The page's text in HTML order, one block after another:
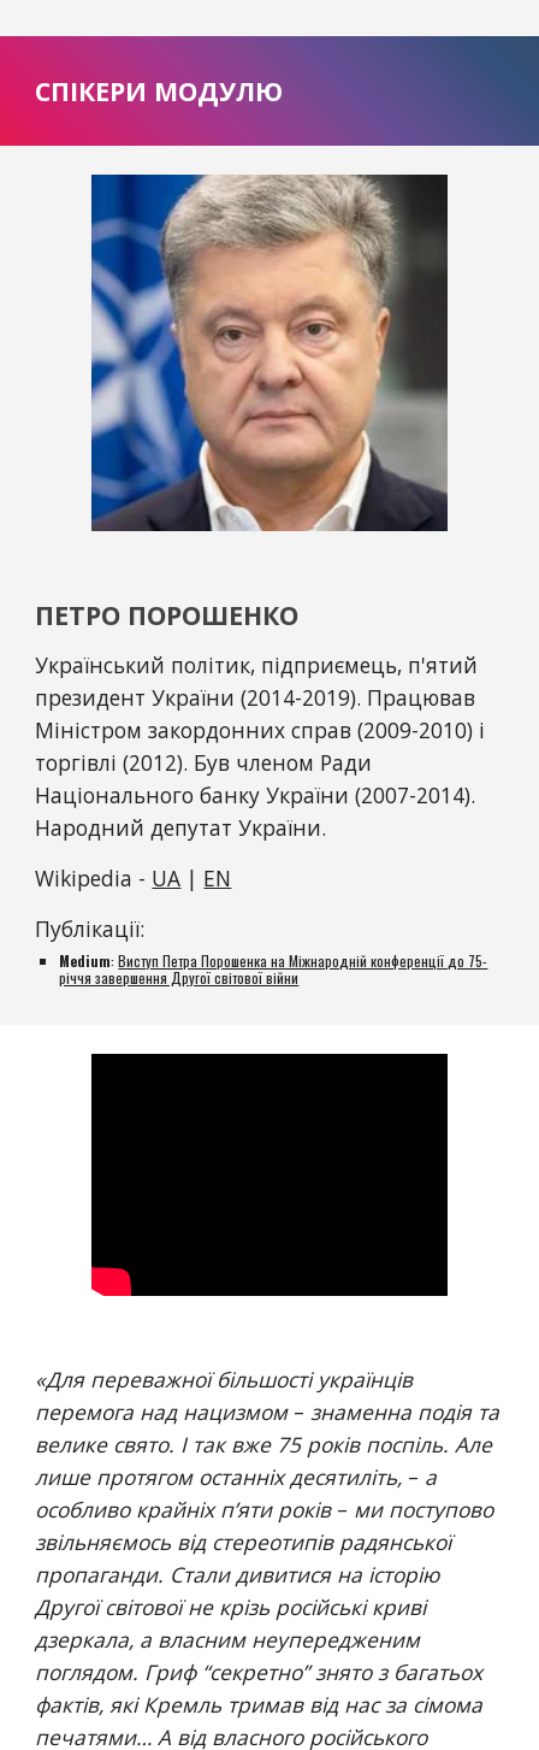
СПІКЕРИ МОДУЛЮ
ПЕТРО ПОРОШЕНКО
Український політик, підприємець, п'ятий
президент України (2014-2019). Працював
Міністром закордонних справ (2009-2010) і
торгівлі (2012). Був членом Ради
Національного банку України (2007-2014).
Народний депутат України.
Wikipedia - UA | EN
Публікації:
Medium: Виступ Петра Порошенка на Міжнародній конференції до 75-
річчя завершення Другої світової війни
«Для переважної більшості українців
перемога над нацизмом – знаменна подія та
велике свято. І так вже 75 років поспіль. Але
лише протягом останніх десятиліть, – а
особливо крайніх п’яти років – ми поступово
звільняємось від стереотипів радянської
пропаганди. Стали дивитися на історію
Другої світової не крізь російські криві
дзеркала, а власним неупередженим
поглядом. Гриф “секретно” знято з багатьох
фактів, які Кремль тримав від нас за сімома
печатями… А від власного російського